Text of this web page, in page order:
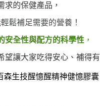
求的保健產品，
鬆補足需要的營養！
安全性與配方的科學性 ，
望讓大家吃得安心、補得